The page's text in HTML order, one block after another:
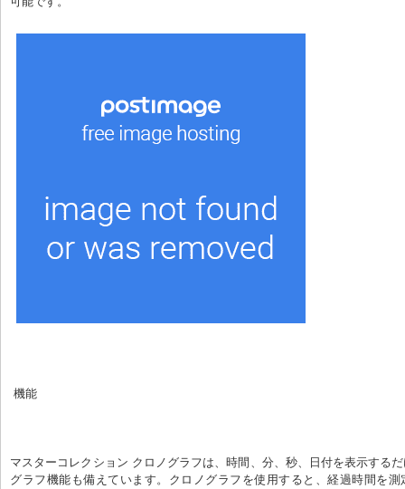
機能
マスターコレクション クロノグラフは、時間、分、秒、日付を表示する
グラフ機能も備えています。クロノグラフを使用すると、経過時間を測